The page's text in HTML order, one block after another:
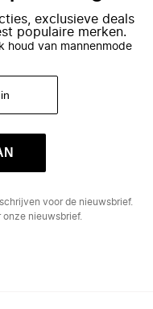
exclusieve deals
populaire merken.
Ik houd van mannenmode
voor de nieuwsbrief.
nieuwsbrief.